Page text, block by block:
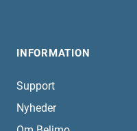
INFORMATION
Support
Nyheder